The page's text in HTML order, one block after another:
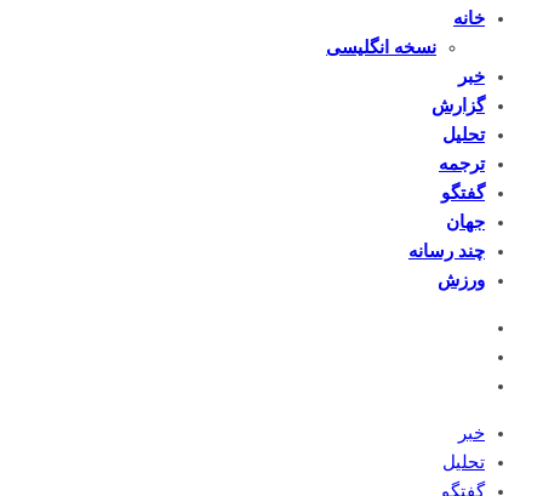
خانه
نسخه انگلیسی
خبر
گزارش
تحلیل
ترجمه
گفتگو
جهان
چند رسانه
ورزش
خبر
تحلیل
گفتگو